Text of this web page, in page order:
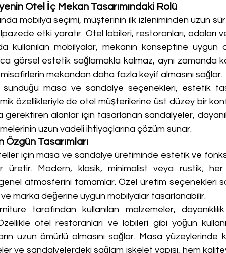
Otel İç Mekan Tasarımındaki Rolü
mobilya seçimi, müşterinin ilk izleniminden uzun
etki yaratır. Otel lobileri, restoranları, odaları
kullanılan mobilyalar, mekanın konseptine uygun
görsel estetik sağlamakla kalmaz, aynı zamanda
mekandan daha fazla keyif almasını sağlar.
sunduğu masa ve sandalye seçenekleri, estetik
özellikleriyle de otel müşterilerine üst düzey bir
gerektiren alanlar için tasarlanan sandalyeler,
uzun vadeli ihtiyaçlarına çözüm sunar.
Özgün Tasarımları
için masa ve sandalye üretiminde estetik ve
üretir. Modern, klasik, minimalist veya rustik;
atmosferini tamamlar. Özel üretim seçenekleri
marka değerine uygun mobilyalar tasarlanabilir.
tarafından kullanılan malzemeler,
otel restoranları ve lobileri gibi yoğun
uzun ömürlü olmasını sağlar. Masa yüzeylerinde
ve sandalyelerdeki sağlam iskelet yapısı, hem